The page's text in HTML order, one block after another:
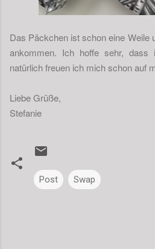
Das Päckchen ist schon eine Weile
ankommen. Ich hoffe sehr, dass
natürlich freuen ich mich schon auf
Liebe Grüße,
Stefanie
Post Swap